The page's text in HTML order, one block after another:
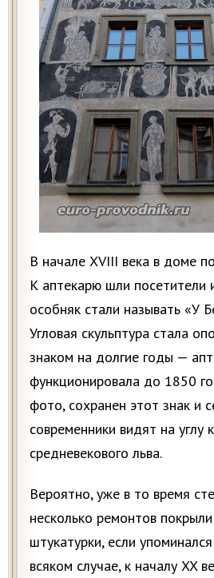
В начале XVIII века в доме
К аптекарю шли посетители
особняк стали называть «У
Угловая скульптура стала
знаком на долгие годы —
функционировала до 1850
фото, сохранен этот знак и
современники видят на углу
средневекового льва.
Вероятно, уже в то время
несколько ремонтов
штукатурки, если
всяком случае, к началу XX